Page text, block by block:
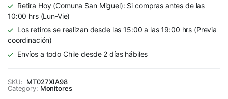
Retira Hoy (Comuna San Miguel): Si compras antes de las
10:00 hrs (Lun-Vie)
Los retiros se realizan desde las 15:00 a las 19:00 hrs (Previa
coordinación)
Envíos a todo Chile desde 2 días hábiles
SKU: MT027XIA98
Category: Monitores